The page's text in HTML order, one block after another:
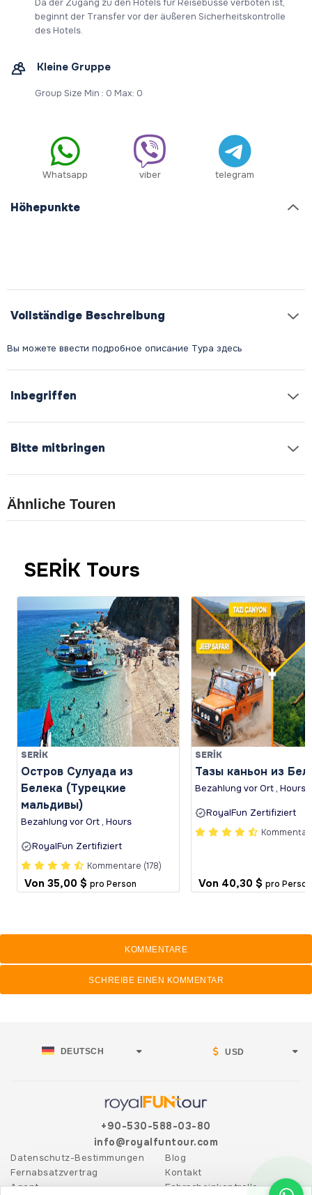
Da der Zugang zu den Hotels für Reisebusse verboten ist,
beginnt der Transfer vor der äußeren Sicherheitskontrolle
des Hotels.
Kleine Gruppe
Group Size Min : 0 Max: 0
Whatsapp viber telegram
Höhepunkte
Vollständige Beschreibung
Inbegriffen
Bitte mitbringen
Ähnliche Touren
SERİK Tours
SERİK
Остров Сулуада из
Белека (Турецкие
мальдивы)
Bezahlung vor Ort , Hours
RoyalFun Zertifiziert
Kommentare (178)
Von 35,00 $ pro Person
SERİK
Тазы каньон из
Bezahlung vor Ort , Hours
RoyalFun Zertifiziert
Von 40,30 $ pro Person
KOMMENTARE
SCHREIBE EINEN KOMMENTAR
DEUTSCH USD
+90-530-588-03-80
info@royalfuntour.com
Datenschutz-Bestimmungen
Fernabsatzvertrag
Agent
Blog
Kontakt
Fahrscheinkontrolle